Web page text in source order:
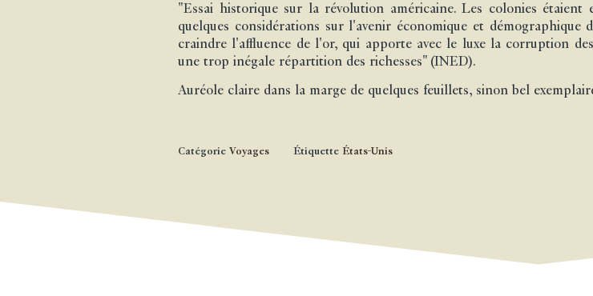
"Essai historique sur la révolution américaine. Les colonies
quelques considérations sur l'avenir économique et démographique
craindre l'affluence de l'or, qui apporte avec le luxe la corruption
une trop inégale répartition des richesses" (INED).
Auréole claire dans la marge de quelques feuillets, sinon bel
Catégorie Voyages Étiquette États-Unis